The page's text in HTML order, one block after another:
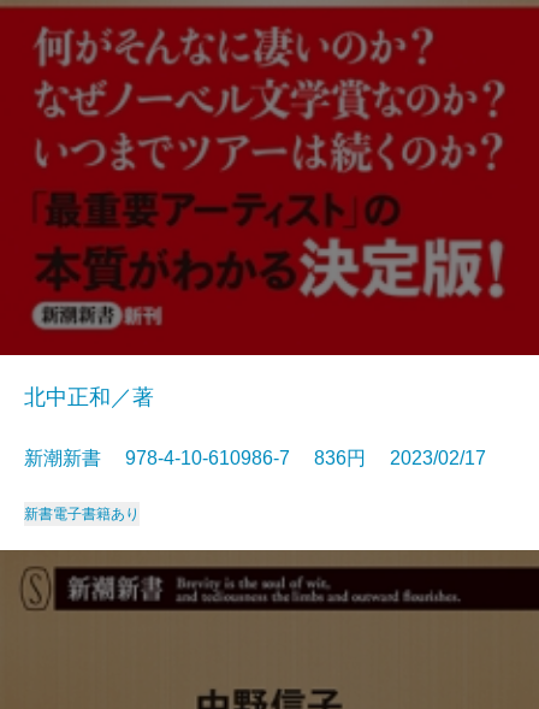
北中正和／著
新潮新書 978-4-10-610986-7 836円 2023/02/17
新書電子書籍あり